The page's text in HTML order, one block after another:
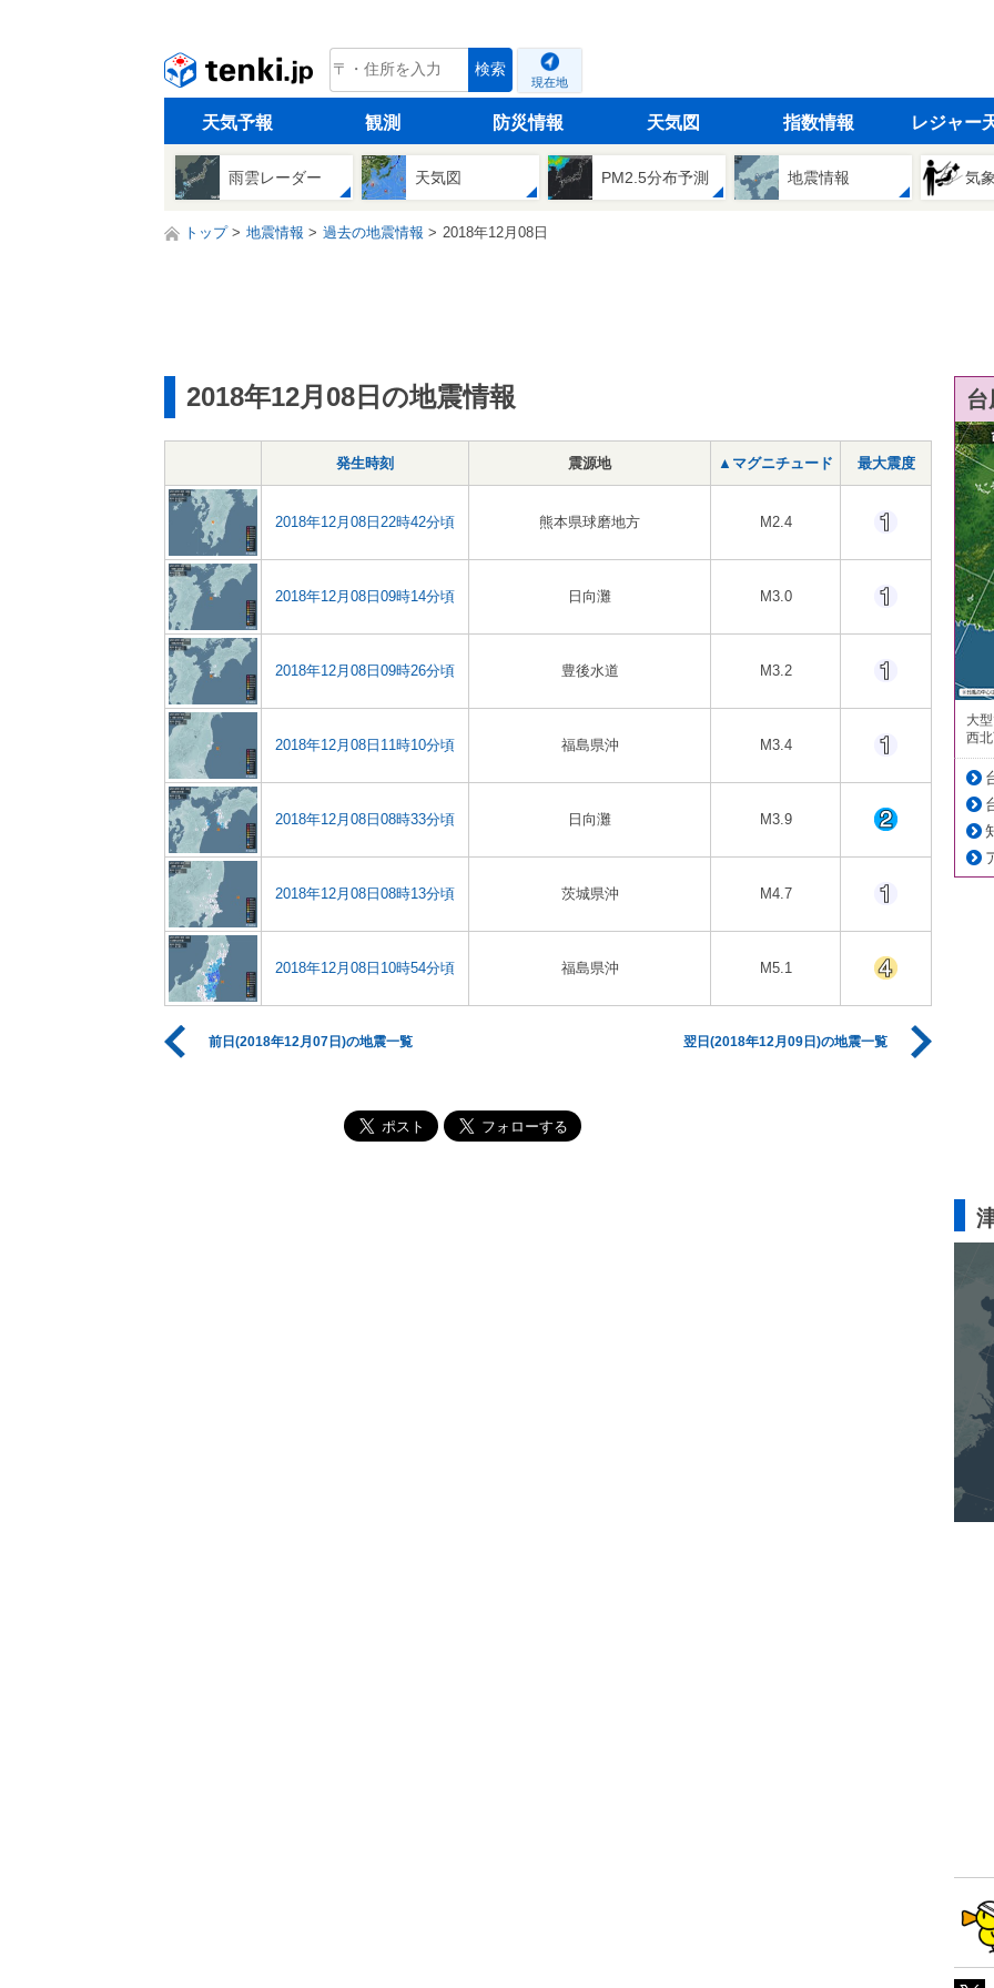
tenki.jp 検索
現在地
天気予報 観測 防災情報 天気図 指数情報 レジャー
雨雲レーダー 天気図 PM2.5分布予測 地震情報 気
トップ 地震情報 過去の地震情報 2018年12月08日
2018年12月08日の地震情報
発生時刻 震源地 ▲マグニチュード 最大震度
2018年12月08日22時42分頃 熊本県球磨地方 M2.4
2018年12月08日09時14分頃 日向灘 M3.0
2018年12月08日09時26分頃 豊後水道 M3.2
2018年12月08日11時10分頃 福島県沖 M3.4
2018年12月08日08時33分頃 日向灘 M3.9
2018年12月08日08時13分頃 茨城県沖 M4.7
2018年12月08日10時54分頃 福島県沖 M5.1
前日(2018年12月07日)の地震一覧 翌日(2018年12月09日)の地震一覧
大
西